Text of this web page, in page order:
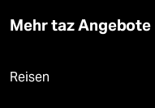
Mehr taz Angebote
Reisen